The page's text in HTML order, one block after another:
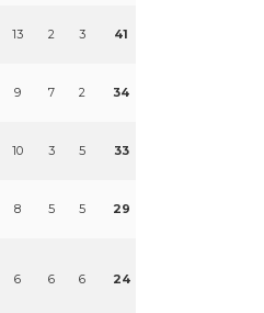
13 2 3 41
9 7 2 34
10 3 5 33
8 5 5 29
6 6 6 24